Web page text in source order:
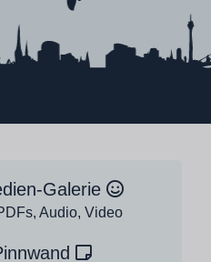
Galerie
Audio, Video